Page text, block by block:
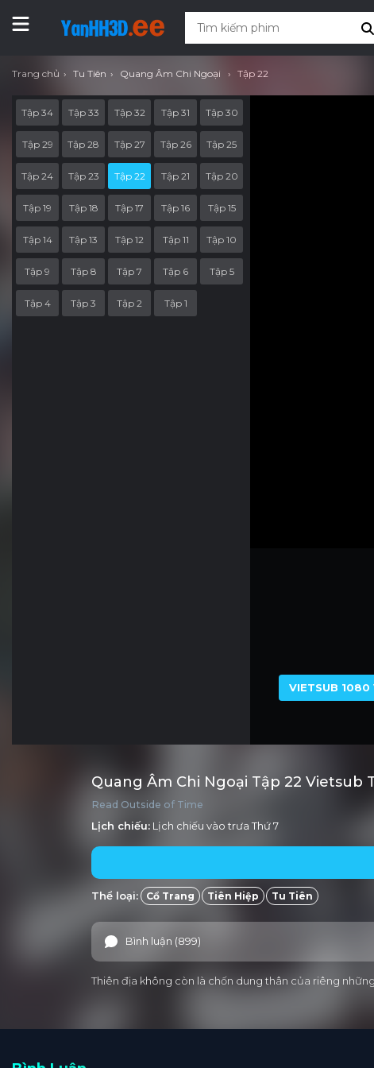
Trang chủ Tu Tiên Quang Âm Chi Ngoại Tập 22
VIETSUB 1080
Tập 34 Tập 33 Tập 32 Tập 31 Tập 30
Tập 29 Tập 28 Tập 27 Tập 26 Tập 25
Tập 24 Tập 23 Tập 22 Tập 21 Tập 20
Tập 19 Tập 18 Tập 17 Tập 16 Tập 15
Tập 14 Tập 13 Tập 12 Tập 11 Tập 10
Tập 9 Tập 8 Tập 7 Tập 6 Tập 5
Tập 4 Tập 3 Tập 2 Tập 1
Quang Âm Chi Ngoại Tập 22 Vietsub
Read Outside of Time
Lịch chiếu: Lịch chiếu vào trưa Thứ 7
Thể loại: Cổ Trang Tiên Hiệp Tu Tiên
Bình luận (899)
Thiên địa không còn là chốn dung thân của riêng